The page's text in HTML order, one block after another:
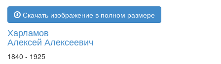
Скачать изображение в полном размере
Харламов
Алексей Алексеевич
1840 - 1925